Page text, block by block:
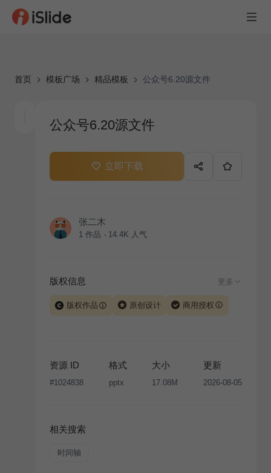
首页 模板广场 精品模板 公众号6.20源文件
公众号6.20源文件
立即下载
张二木
1 作品 14.4K 人气
版权信息 更多
版权作品 原创设计 商用授权
版权声明
条款，禁止任何形式的转让、出售或出租，未
经投权许可任何人不得擅自转载和分发，否则将接照我
资源 ID
#1024838
格式
pptx
大小
17.08M
更新
2026-08-05
相关搜索
时间轴